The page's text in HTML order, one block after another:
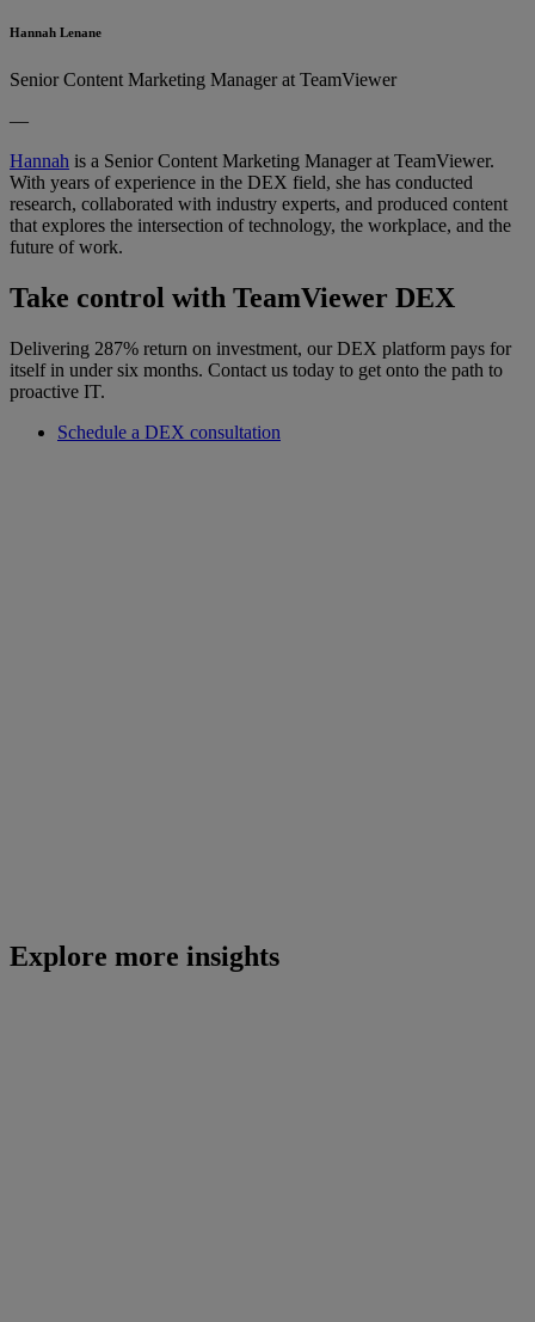
Hannah Lenane
Senior Content Marketing Manager at TeamViewer
—
Hannah is a Senior Content Marketing Manager at TeamViewer.
With years of experience in the DEX field, she has conducted
research, collaborated with industry experts, and produced content
that explores the intersection of technology, the workplace, and the
future of work.
Take control with TeamViewer DEX
Delivering 287% return on investment, our DEX platform pays for
itself in under six months. Contact us today to get onto the path to
proactive IT.
Schedule a DEX consultation
Explore more insights